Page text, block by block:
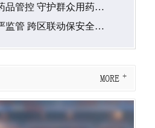
邻水县鼎屏市场监管所开展高温天气药品安全专项检查
茨竹市场监管所联合开展川渝高竹新区特种设备专项检查
MORE